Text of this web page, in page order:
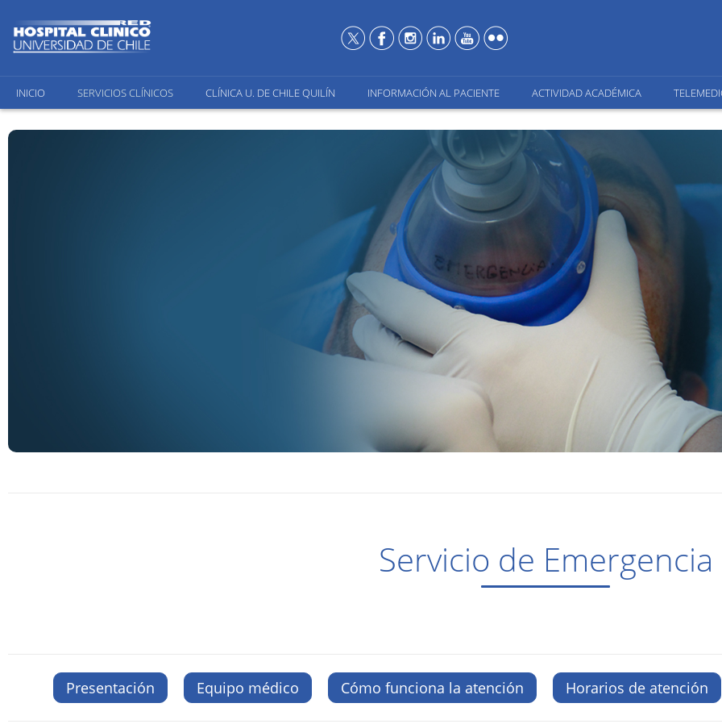
INICIO SERVICIOS CLÍNICOS CLÍNICA U. DE CHILE QUILÍN INFORMACIÓN AL PACIENTE ACTIVIDAD ACADÉMICA
Servicio de Emergencia
Presentación Equipo médico Cómo funciona la atención Horarios de atención